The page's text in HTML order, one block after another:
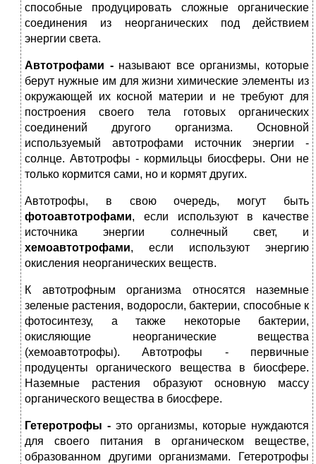
способные продуцировать сложные органические
соединения из неорганических под действием
энергии света.
Автотрофами - называют все организмы, которые
берут нужные им для жизни химические элементы из
окружающей их косной материи и не требуют для
построения своего тела готовых органических
соединений другого организма. Основной
используемый автотрофами источник энергии -
солнце. Автотрофы - кормильцы биосферы. Они не
только кормится сами, но и кормят других.
Автотрофы, в свою очередь, могут быть
фотоавтотрофами, если используют в качестве
источника энергии солнечный свет, и
хемоавтотрофами, если используют энергию
окисления неорганических веществ.
К автотрофным организма относятся наземные
зеленые растения, водоросли, бактерии, способные к
фотосинтезу, а также некоторые бактерии,
окисляющие неорганические вещества
(хемоавтотрофы). Автотрофы - первичные
продуценты органического вещества в биосфере.
Наземные растения образуют основную массу
органического вещества в биосфере.
Гетеротрофы - это организмы, которые нуждаются
для своего питания в органическом веществе,
образованном другими организмами. Гетеротрофы